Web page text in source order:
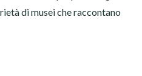
di musei che raccontano